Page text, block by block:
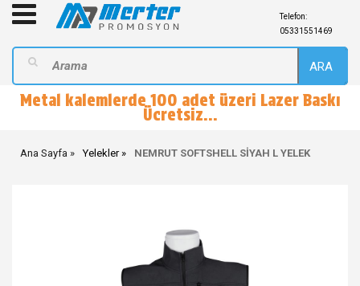
Telefon:
05331551469
ARA
Metal kalemlerde 100 adet üzeri Lazer Baskı
Ücretsiz...
Ana Sayfa Yelekler NEMRUT SOFTSHELL SİYAH L YELEK